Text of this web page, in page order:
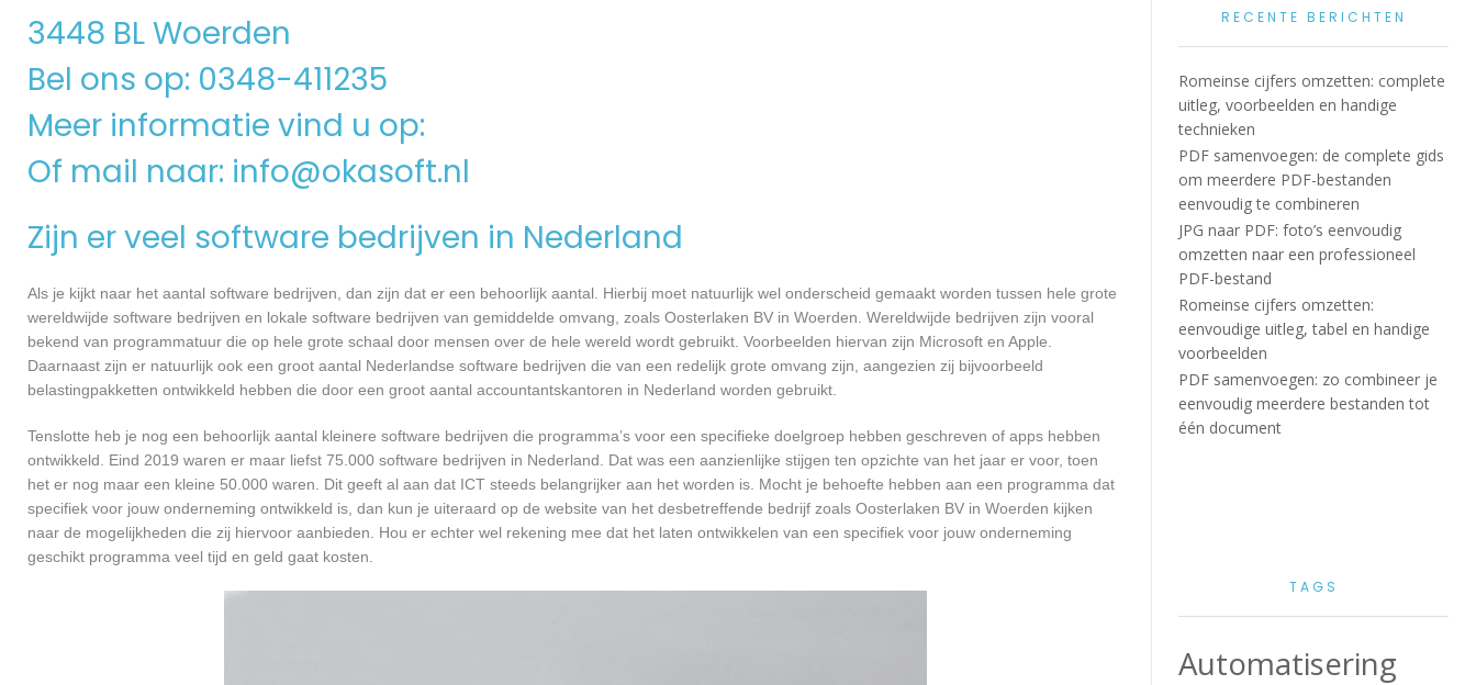
3448 BL Woerden
Bel ons op: 0348-411235
Meer informatie vind u op:
Of mail naar: info@okasoft.nl
Zijn er veel software bedrijven in Nederland
Als je kijkt naar het aantal software bedrijven, dan zijn dat er een behoorlijk aantal. Hierbij moet natuurlijk wel onderscheid gemaakt worden tussen hele grote
wereldwijde software bedrijven en lokale software bedrijven van gemiddelde omvang, zoals Oosterlaken BV in Woerden. Wereldwijde bedrijven zijn vooral
bekend van programmatuur die op hele grote schaal door mensen over de hele wereld wordt gebruikt. Voorbeelden hiervan zijn Microsoft en Apple.
Daarnaast zijn er natuurlijk ook een groot aantal Nederlandse software bedrijven die van een redelijk grote omvang zijn, aangezien zij bijvoorbeeld
belastingpakketten ontwikkeld hebben die door een groot aantal accountantskantoren in Nederland worden gebruikt.
Tenslotte heb je nog een behoorlijk aantal kleinere software bedrijven die programma’s voor een specifieke doelgroep hebben geschreven of apps hebben
ontwikkeld. Eind 2019 waren er maar liefst 75.000 software bedrijven in Nederland. Dat was een aanzienlijke stijgen ten opzichte van het jaar er voor, toen
het er nog maar een kleine 50.000 waren. Dit geeft al aan dat ICT steeds belangrijker aan het worden is. Mocht je behoefte hebben aan een programma dat
specifiek voor jouw onderneming ontwikkeld is, dan kun je uiteraard op de website van het desbetreffende bedrijf zoals Oosterlaken BV in Woerden kijken
naar de mogelijkheden die zij hiervoor aanbieden. Hou er echter wel rekening mee dat het laten ontwikkelen van een specifiek voor jouw onderneming
geschikt programma veel tijd en geld gaat kosten.
RECENTE BERICHTEN
Romeinse cijfers omzetten: complete
uitleg, voorbeelden en handige
technieken
PDF samenvoegen: de complete gids
om meerdere PDF-bestanden
eenvoudig te combineren
JPG naar PDF: foto’s eenvoudig
omzetten naar een professioneel
PDF-bestand
Romeinse cijfers omzetten:
eenvoudige uitleg, tabel en handige
voorbeelden
PDF samenvoegen: zo combineer je
eenvoudig meerdere bestanden tot
één document
TAGS
Automatisering